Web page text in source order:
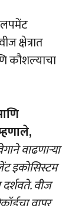
क्षेत्रात
कौशल्याचा
वाढणाऱ्या
इकोसिस्टम
वीज